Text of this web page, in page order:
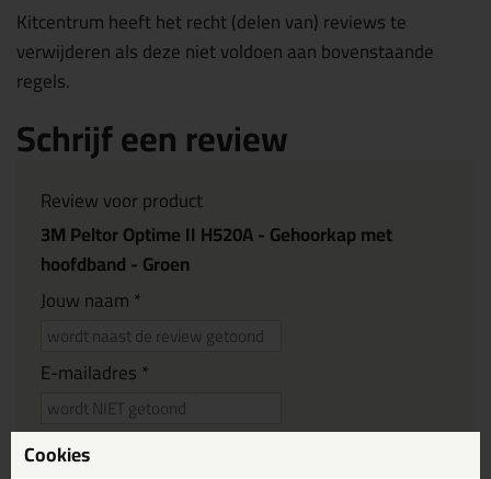
Kitcentrum heeft het recht (delen van) reviews te
verwijderen als deze niet voldoen aan bovenstaande
regels.
Schrijf een review
Review voor product
3M Peltor Optime II H520A - Gehoorkap met
hoofdband - Groen
Jouw naam *
E-mailadres *
(we gebruiken het e-mailadres alleen om contact op te nemen
bij vragen)
Cookies